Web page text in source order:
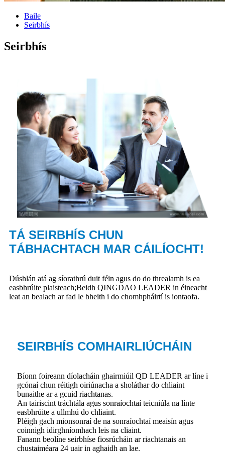
Baile
Seirbhís
Seirbhís
TÁ SEIRBHÍS CHUN
TÁBHACHTACH MAR CÁILÍOCHT!
Dúshlán atá ag síorathrú duit féin agus do do threalamh is ea
easbhrúite plaisteach;Beidh QINGDAO LEADER in éineacht
leat an bealach ar fad le bheith i do chomhpháirtí is iontaofa.
SEIRBHÍS COMHAIRLIÚCHÁIN
Bíonn foireann díolacháin ghairmiúil QD LEADER ar líne i
gcónaí chun réitigh oiriúnacha a sholáthar do chliaint
bunaithe ar a gcuid riachtanas.
An tairiscint tráchtála agus sonraíochtaí teicniúla na línte
easbhrúite a ullmhú do chliaint.
Pléigh gach mionsonraí de na sonraíochtaí meaisín agus
coinnigh idirghníomhach leis na cliaint.
Fanann beolíne seirbhíse fiosrúcháin ar riachtanais an
chustaiméara 24 uair in aghaidh an lae.